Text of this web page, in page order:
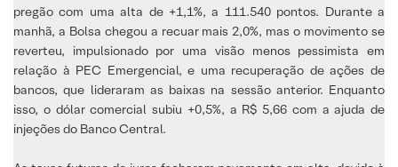
pregão com uma alta de +1,1%, a 111.540 pontos. Durante a
manhã, a Bolsa chegou a recuar mais 2,0%, mas o movimento se
reverteu, impulsionado por uma visão menos pessimista em
relação à PEC Emergencial, e uma recuperação de ações de
bancos, que lideraram as baixas na sessão anterior. Enquanto
isso, o dólar comercial subiu +0,5%, a R$ 5,66 com a ajuda de
injeções do Banco Central.